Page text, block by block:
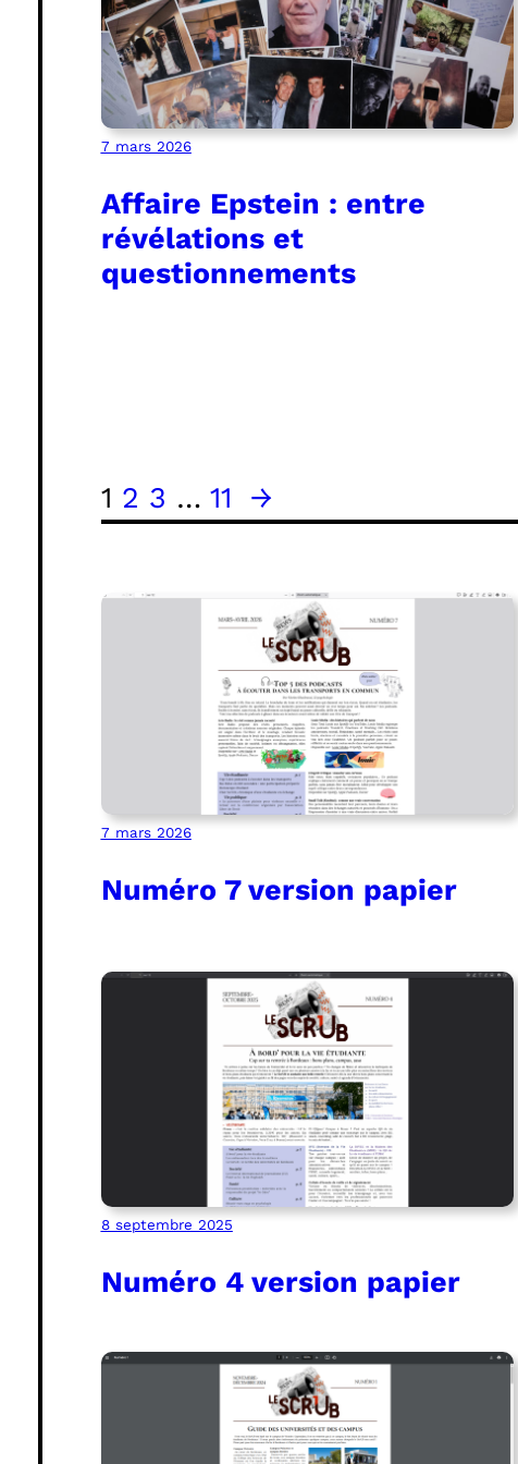
7 mars 2026
Affaire Epstein : entre
révélations et
questionnements
1 2 3 … 11 →
7 mars 2026
Numéro 7 version papier
8 septembre 2025
Numéro 4 version papier